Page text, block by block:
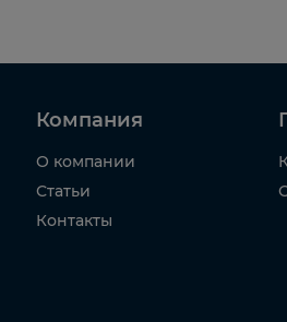
Компания
О компании
Статьи
Контакты